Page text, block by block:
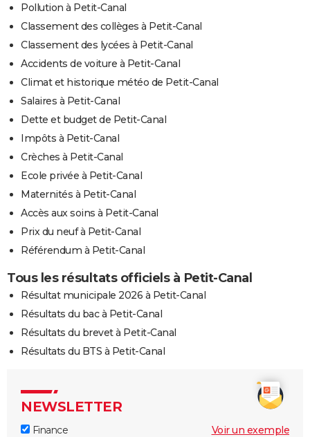
Pollution à Petit-Canal
Classement des collèges à Petit-Canal
Classement des lycées à Petit-Canal
Accidents de voiture à Petit-Canal
Climat et historique météo de Petit-Canal
Salaires à Petit-Canal
Dette et budget de Petit-Canal
Impôts à Petit-Canal
Crèches à Petit-Canal
Ecole privée à Petit-Canal
Maternités à Petit-Canal
Accès aux soins à Petit-Canal
Prix du neuf à Petit-Canal
Référendum à Petit-Canal
Tous les résultats officiels à Petit-Canal
Résultat municipale 2026 à Petit-Canal
Résultats du bac à Petit-Canal
Résultats du brevet à Petit-Canal
Résultats du BTS à Petit-Canal
NEWSLETTER
Finance Voir un exemple